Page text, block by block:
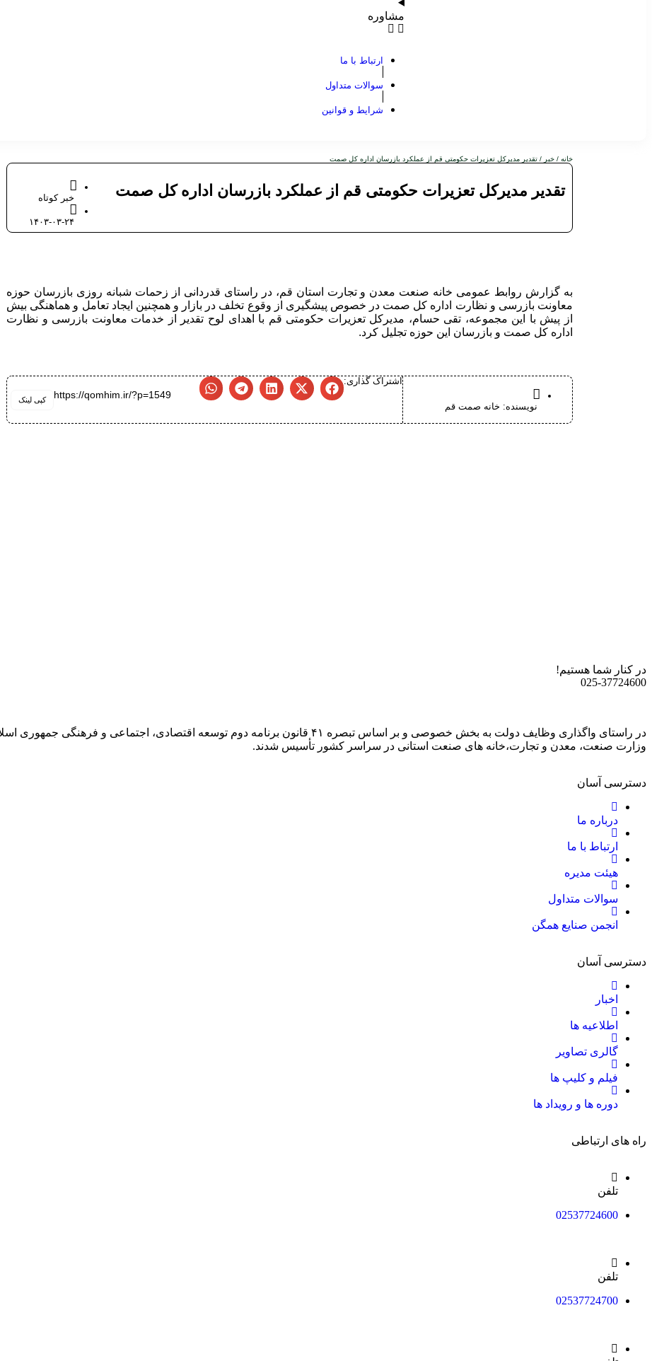
مشاوره
ارتباط با ما
سوالات متداول
شرایط و قوانین
خانه / خبر / تقدیر مدیرکل تعزیرات حکومتی قم از عملکرد بازرسان اداره کل صمت
تقدیر مدیرکل تعزیرات حکومتی قم از عملکرد بازرسان اداره کل صمت خبر کوتاه
۱۴۰۳-۰۳-۲۴
به گزارش روابط عمومی خانه صنعت معدن و تجارت استان قم، در راستای قدردانی از زحمات شبانه روزی بازرسان حوزه
معاونت بازرسی و نظارت اداره کل صمت در خصوص پیشگیری از وقوع تخلف در بازار و همچنین ایجاد تعامل و هماهنگی بیش
از پیش با این مجموعه، تقی حسام، مدیرکل تعزیرات حکومتی قم با اهدای لوح تقدیر از خدمات معاونت بازرسی و نظارت
اداره کل صمت و بازرسان این حوزه تجلیل کرد.
نویسنده: خانه صمت قم
اشتراک گذاری:
کپی لینک https://qomhim.ir/?p=1549
در کنار شما هستیم!
025-37724600
در راستای واگذاری وظایف دولت به بخش خصوصی و بر اساس تبصره ۴۱ قانون برنامه دوم توسعه
وزارت صنعت، معدن و تجارت،خانه های صنعت استانی در سراسر کشور تأسیس شدند.
دسترسی آسان
درباره ما
ارتباط با ما
هیئت مدیره
سوالات متداول
انجمن صنایع همگن
دسترسی آسان
اخبار
اطلاعیه ها
گالری تصاویر
فیلم و کلیپ ها
دوره ها و رویداد ها
راه های ارتباطی
تلفن
02537724600
تلفن
02537724700